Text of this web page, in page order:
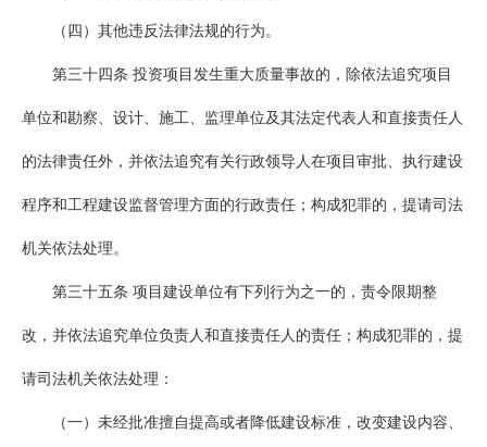
（四）其他违反法律法规的行为。
第三十四条 投资项目发生重大质量事故的，除依法追究项目
单位和勘察、设计、施工、监理单位及其法定代表人和直接责任人
的法律责任外，并依法追究有关行政领导人在项目审批、执行建设
程序和工程建设监督管理方面的行政责任；构成犯罪的，提请司法
机关依法处理。
第三十五条 项目建设单位有下列行为之一的，责令限期整
改，并依法追究单位负责人和直接责任人的责任；构成犯罪的，提
请司法机关依法处理：
（一）未经批准擅自提高或者降低建设标准，改变建设内容、